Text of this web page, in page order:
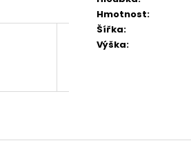
Hmotnost:
Šířka:
Výška: